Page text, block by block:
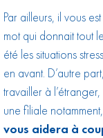
Par ailleurs, il vous
mot qui donnait tout
été les situations
en avant. D’autre
travailler à
une filiale notamment,
vous aidera à